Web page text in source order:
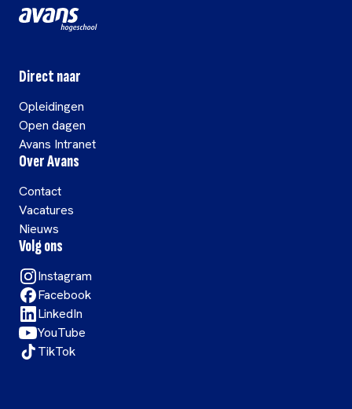
Direct naar
Opleidingen
Open dagen
Avans Intranet
Over Avans
Contact
Vacatures
Nieuws
Volg ons
Instagram
Facebook
LinkedIn
YouTube
TikTok